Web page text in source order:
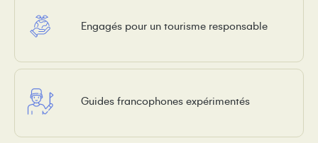
Engagés pour un tourisme responsable
Guides francophones expérimentés